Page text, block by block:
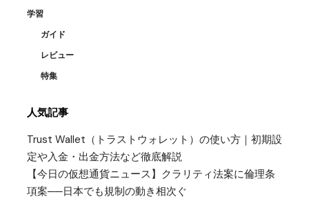
学習
ガイド
レビュー
特集
人気記事
Trust Wallet（トラストウォレット）の使い方｜初期設
定や入金・出金方法など徹底解説
【今日の仮想通貨ニュース】クラリティ法案に倫理条
項案──日本でも規制の動き相次ぐ